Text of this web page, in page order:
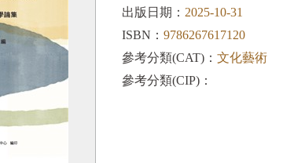
出版日期： 2025-10-31
ISBN： 9786267617120
參考分類(CAT)： 文化藝術
參考分類(CIP)：